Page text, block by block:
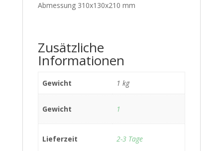
Abmessung 310x130x210 mm
Zusätzliche
Informationen
Gewicht 1 kg
Gewicht 1
Lieferzeit 2-3 Tage